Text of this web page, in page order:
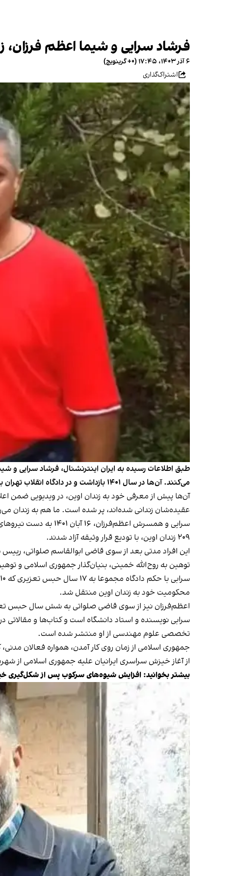
فرشاد سرایی و شیما اعظم
۶ آذر ۱۴۰۳، ۱۷:۴۵ (‎+۰ گرینویچ)
اشتراک‌گذاری
طبق اطلاعات رسیده به ایران اینترنشنال، فرشاد سرایی و
می‌کنند. آن‌ها در سال ۱۴۰۱ بازداشت و در دادگاه انقلاب تهران به ترتیب به ۱۷ سال حبس و شش سال حبس محکوم شدند.
آن‌ها پیش از معرفی خود به زندان اوین، در ویدیویی ضمن
عقیده‌شان زندانی شده‌اند، پر شده است. ما هم به زندان
۲۰۹ زندان اوین، با تودیع قرار وثیقه آزاد شدند.
توهین به روح‌الله خمینی، بنیان‌گذار جمهوری اسلامی و
محکومیت خود به زندان اوین منتقل شد.
اعظم‌فرزان نیز از سوی قاضی صلواتی به شش سال حبس
سرابی نویسنده و استاد دانشگاه است و کتاب‌ها و
تخصصی علوم مهندسی از او منتشر شده است.
جمهوری اسلامی از زمان روی کار آمدن، همواره فعالان
از آغاز خیزش سراسری ایرانیان علیه جمهوری اسلامی از شهریور ۱۴۰۱ تاکنون، سرکوب فعالان مدنی و سیاسی و معترضان از سوی حکومت شدت گرفته و همچنان
بیشتر بخوانید: افزایش شیوه‌های سرکوب پس از شکل‌گیری